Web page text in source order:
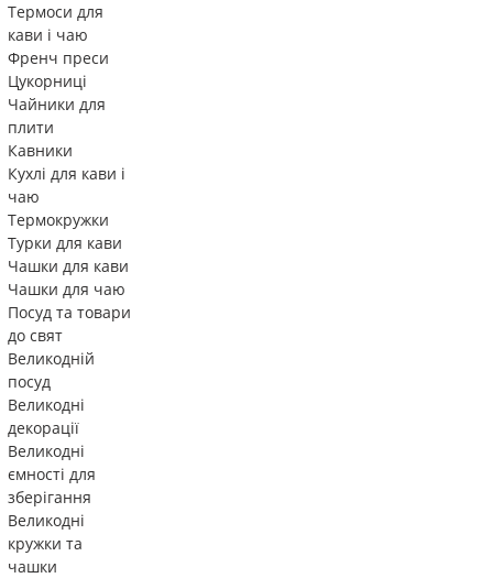
Термоси для
кави і чаю
Френч преси
Цукорниці
Чайники для
плити
Кавники
Кухлі для кави і
чаю
Термокружки
Турки для кави
Чашки для кави
Чашки для чаю
Посуд та товари
до свят
Великодній
посуд
Великодні
декорації
Великодні
ємності для
зберігання
Великодні
кружки та
чашки